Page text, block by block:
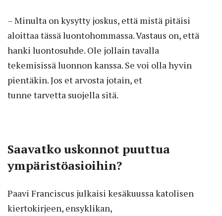
– Minulta on kysytty joskus, että mistä pitäisi
aloittaa tässä luontohommassa. Vastaus on, että
hanki luontosuhde. Ole jollain tavalla
tekemisissä luonnon kanssa. Se voi olla hyvin
pientäkin. Jos et arvosta jotain, et
tunne tarvetta suojella sitä.
Saavatko uskonnot puuttua
ympäristöasioihin?
Paavi Franciscus julkaisi kesäkuussa katolisen
kiertokirjeen, ensyklikan,